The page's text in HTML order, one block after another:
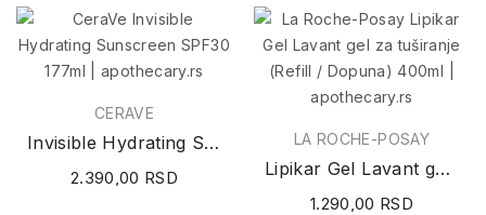
CERAVE
Invisible Hydrating Sunscreen SPF30 177ml
2.390,00 RSD
LA ROCHE-POSAY
Lipikar Gel Lavant gel za tuširanje (Refill /...
1.290,00 RSD